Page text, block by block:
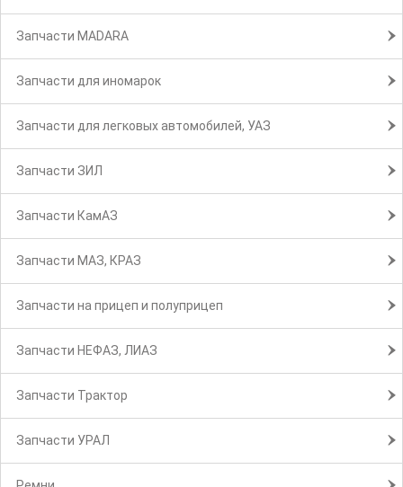
Запчасти MADARA
Запчасти для иномарок
Запчасти для легковых автомобилей, УАЗ
Запчасти ЗИЛ
Запчасти КамАЗ
Запчасти МАЗ, КРАЗ
Запчасти на прицеп и полуприцеп
Запчасти НЕФАЗ, ЛИАЗ
Запчасти Трактор
Запчасти УРАЛ